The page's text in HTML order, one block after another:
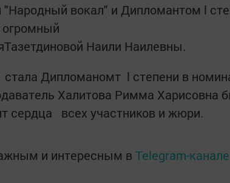
"Народный вокал" и Дипломантом l
Наили Наилевны.
Дипломаномт l степени в
Халитова Римма Харисовна
сердца всех участников и жюри.
и интересным в Telegram-канале